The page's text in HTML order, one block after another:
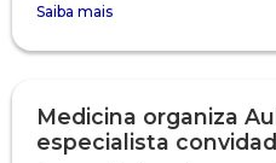
Saiba mais
Medicina organiza
especialista
Publicidade e
Seguro Escolar
Sapien
Revistas Campo Real
WhatsApp Campo Real